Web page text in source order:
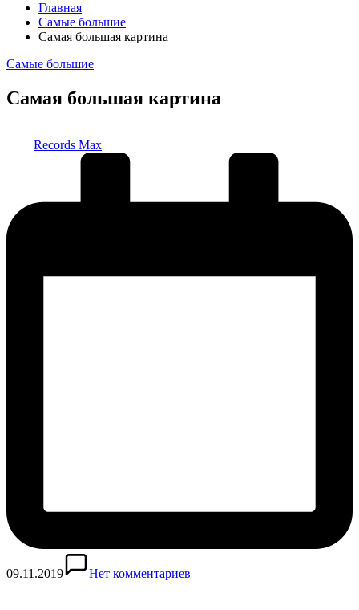
Главная
Самые большие
Самая большая картина
Опубликовано
Самые большие
Самая большая картина
Records Max
09.11.2019 Нет комментариев